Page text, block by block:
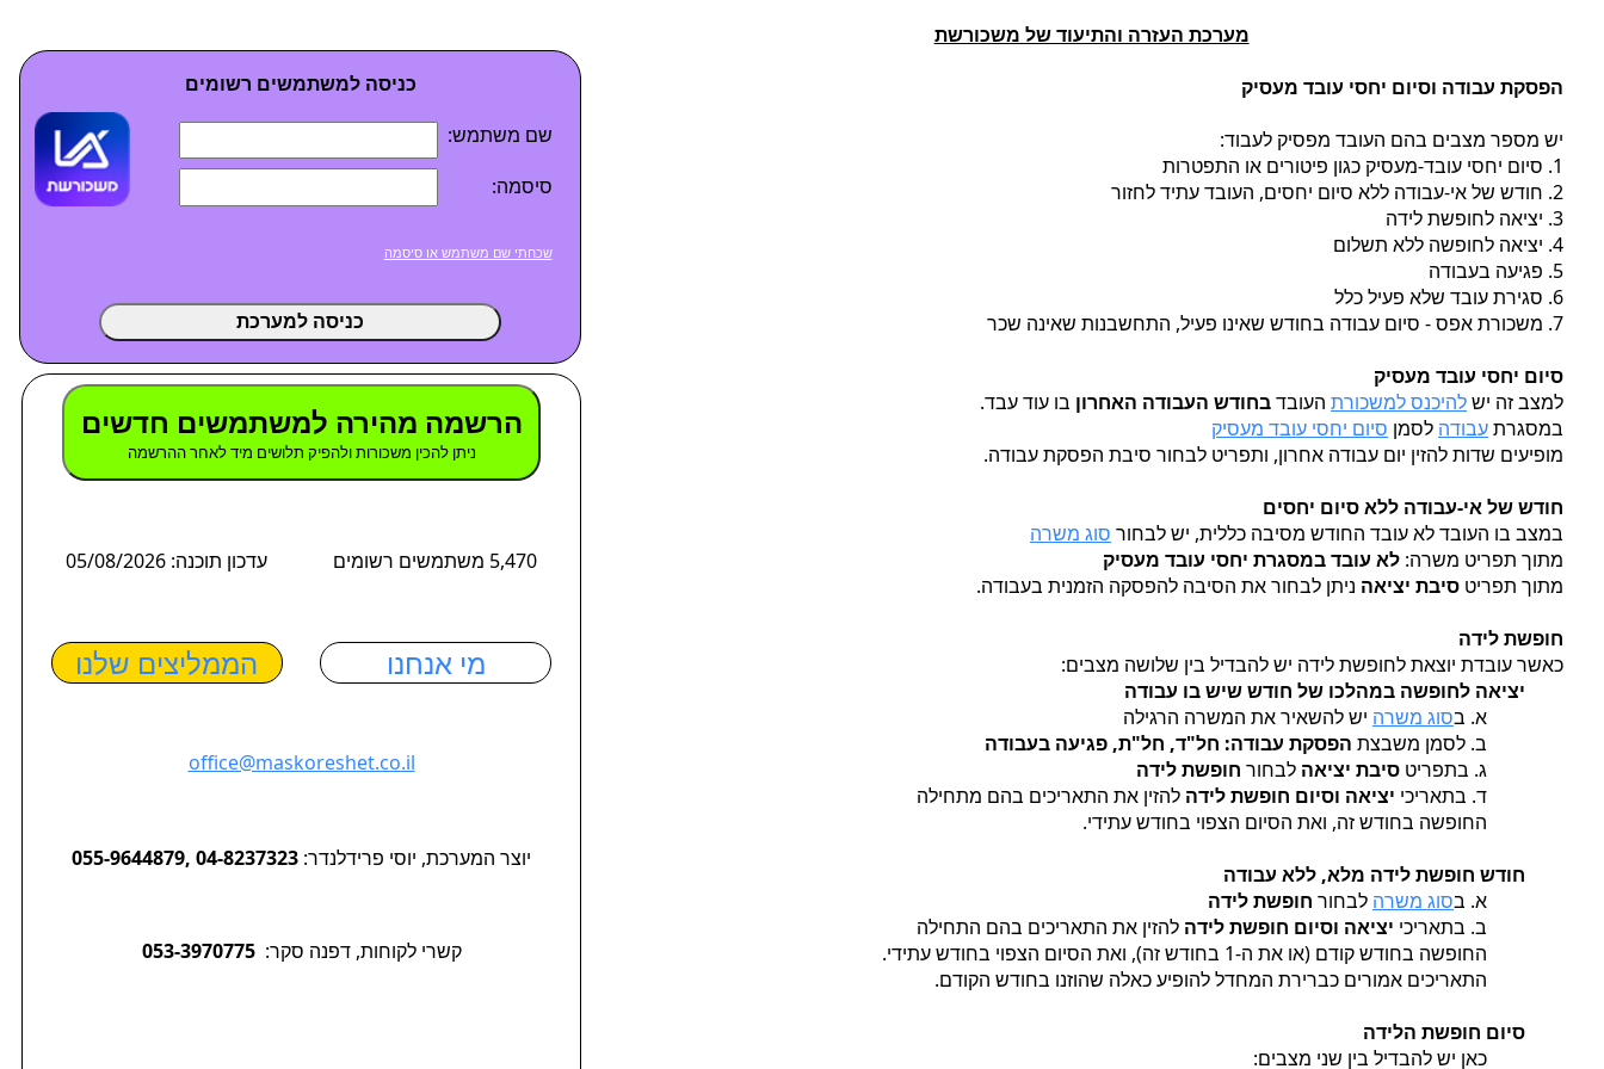
מערכת העזרה והתיעוד של משכורשת
הפסקת עבודה וסיום יחסי עובד מעסיק
יש מספר מצבים בהם העובד מפסיק לעבוד:
1. סיום יחסי עובד-מעסיק כגון פיטורים או התפטרות
2. חודש של אי-עבודה ללא סיום יחסים, העובד עתיד לחזור
3. יציאה לחופשת לידה
4. יציאה לחופשה ללא תשלום
5. פגיעה בעבודה
6. סגירת עובד שלא פעיל כלל
7. משכורת אפס - סיום עבודה בחודש שאינו פעיל, התחשבנות שאינה שכר
סיום יחסי עובד מעסיק
למצב זה ישלהיכנס למשכורת העובדבחודש העבודה האחרון בו עוד עבד.
במסגרתעבודה לסמן סיום יחסי עובד מעסיק
מופיעים שדות להזין יום עבודה אחרון, ותפריט לבחור סיבת הפסקת עבודה.
חודש של אי-עבודה ללא סיום יחסים
במצב בו העובד לא עובד החודש מסיבה כללית, יש לבחור סוג משרה
מתוך תפריט משרה: לא עובד במסגרת יחסי עובד מעסיק
מתוך תפריט סיבת יציאה ניתן לבחור את הסיבה להפסקה הזמנית בעבודה.
חופשת לידה
כאשר עובדת יוצאת לחופשת לידה יש להבדיל בין שלושה מצבים:
יציאה לחופשה במהלכו של חודש שיש בו עבודה
א. בסוג משרה יש להשאיר את המשרה הרגילה
ב. לסמן משבצת הפסקת עבודה: חל"ד, חל"ת, פגיעה בעבודה
ג. בתפריט סיבת יציאה לבחור חופשת לידה
ד. בתאריכי יציאה וסיום חופשת לידה להזין את התאריכים בהם מתחילה
החופשה בחודש זה, ואת הסיום הצפוי בחודש עתידי.
חודש חופשת לידה מלא, ללא עבודה
א. בסוג משרה לבחור חופשת לידה
ב. בתאריכי יציאה וסיום חופשת לידה להזין את התאריכים בהם התחילה
החופשה בחודש קודם (או את ה-1 בחודש זה), ואת הסיום הצפוי בחודש עתידי.
התאריכים אמורים כברירת המחדל להופיע כאלה שהוזנו בחודש הקודם.
סיום חופשת הלידה
כאן יש להבדיל בין שני מצבים:
כניסה למשתמשים רשומים
שם משתמש:
סיסמה:
שכחתי שם משתמש או סיסמה
כניסה למערכת
הרשמה מהירה למשתמשים חדשים
ניתן להכין משכורות ולהפיק תלושים מיד לאחר ההרשמה
5,470 משתמשים רשומים עדכון תוכנה: 05/08/2026
מי אנחנו הממליצים שלנו
office@maskoreshet.co.il
יוצר המערכת, יוסי פרידלנדר: 055-9644879, 04-8237323
קשרי לקוחות, דפנה סקר:053-3970775